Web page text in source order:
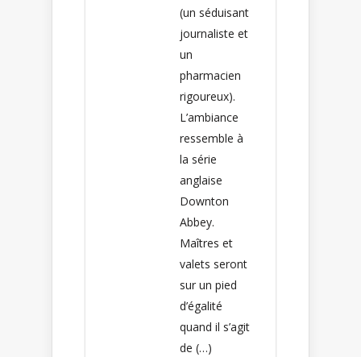
(un séduisant
journaliste et
un
pharmacien
rigoureux).
L’ambiance
ressemble à
la série
anglaise
Downton
Abbey.
Maîtres et
valets seront
sur un pied
d’égalité
quand il s’agit
de (…)